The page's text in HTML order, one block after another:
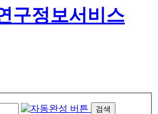
검색